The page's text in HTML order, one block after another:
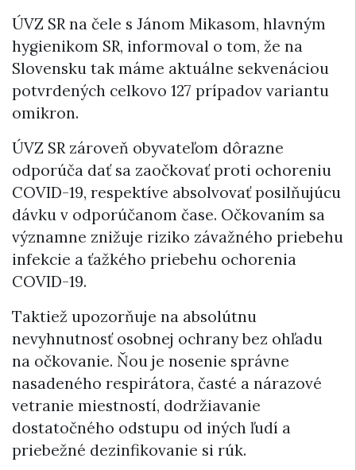
ÚVZ SR na čele s Jánom Mikasom, hlavným
hygienikom SR, informoval o tom, že na
Slovensku tak máme aktuálne sekvenáciou
potvrdených celkovo 127 prípadov variantu
omikron.
ÚVZ SR zároveň obyvateľom dôrazne
odporúča dať sa zaočkovať proti ochoreniu
COVID-19, respektíve absolvovať posilňujúcu
dávku v odporúčanom čase. Očkovaním sa
významne znižuje riziko závažného priebehu
infekcie a ťažkého priebehu ochorenia
COVID-19.
Taktiež upozorňuje na absolútnu
nevyhnutnosť osobnej ochrany bez ohľadu
na očkovanie. Ňou je nosenie správne
nasadeného respirátora, časté a nárazové
vetranie miestností, dodržiavanie
dostatočného odstupu od iných ľudí a
priebežné dezinfikovanie si rúk.